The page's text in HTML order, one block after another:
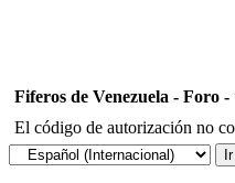
Fiferos de Venezuela - Foro
El código de autorización no